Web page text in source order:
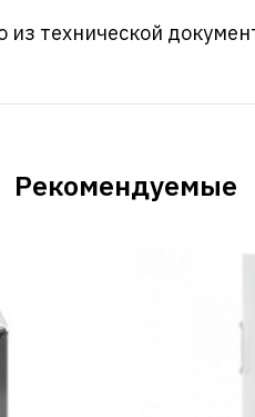
из технической
Рекомендуемые